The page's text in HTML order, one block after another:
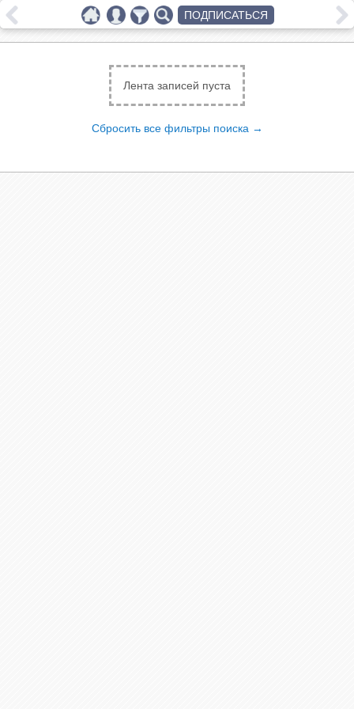
Лента записей пуста
Сбросить все фильтры поиска →
ПОДПИСАТЬСЯ